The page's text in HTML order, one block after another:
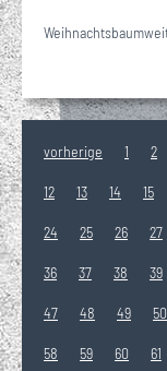
vorherige 1 2
12 13 14 15
24 25 26 27
36 37 38 39
47 48 49 50
58 59 60 61